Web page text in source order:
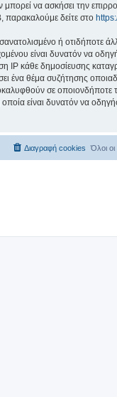
να ασκήσει την
παρακαλούμε δείτε στο
ή οτιδήποτε
είναι δυνατόν να
IP κάθε δημοσίευσης
ένα θέμα συζήτησης
σε οποιονδήποτε
είναι δυνατόν να
Όλοι οι
Διαγραφή cookies